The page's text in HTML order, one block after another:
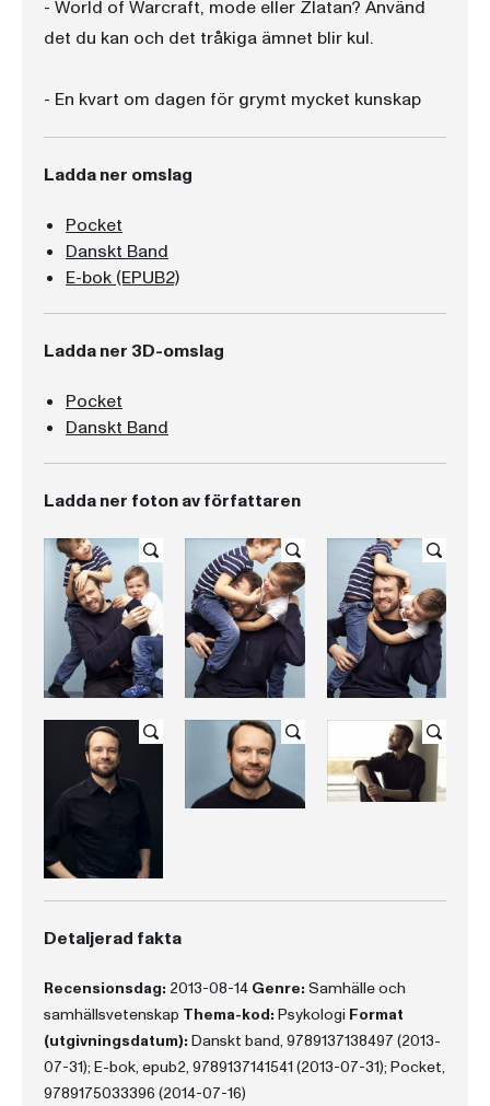
- World of Warcraft, mode eller Zlatan? Använd
det du kan och det tråkiga ämnet blir kul.
- En kvart om dagen för grymt mycket kunskap
Ladda ner omslag
Pocket
Danskt Band
E-bok (EPUB2)
Ladda ner 3D-omslag
Pocket
Danskt Band
Ladda ner foton av författaren
Detaljerad fakta
Recensionsdag: 2013-08-14 Genre: Samhälle och
samhällsvetenskap Thema-kod: Psykologi Format
(utgivningsdatum): Danskt band, 9789137138497 (2013-
07-31); E-bok, epub2, 9789137141541 (2013-07-31); Pocket,
9789175033396 (2014-07-16)